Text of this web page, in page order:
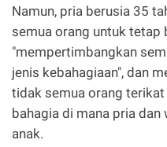
Namun, pria berusia 35
semua orang untuk tetap
"mempertimbangkan
jenis kebahagiaan", dan
tidak semua orang
bahagia di mana pria dan
anak.